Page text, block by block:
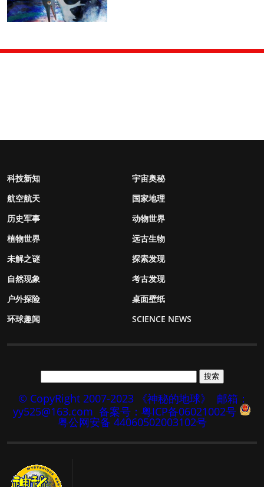
科技新知
宇宙奥秘
航空航天
国家地理
历史军事
动物世界
植物世界
远古生物
未解之谜
探索发现
自然现象
考古发现
户外探险
桌面壁纸
环球趣闻
SCIENCE NEWS
© CopyRight 2007-2023 《神秘的地球》
邮箱：
yy525@163.com 备案号：粤ICP备06021002号
粤公网安备 44060502003102号